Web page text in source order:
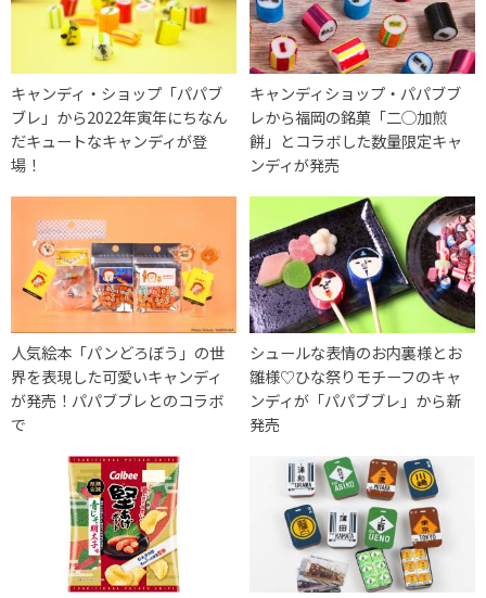
キャンディ・ショップ「パパブ
ブレ」から2022年寅年にちなん
だキュートなキャンディが登
場！
キャンディショップ・パパブブ
レから福岡の銘菓「二◯加煎
餅」とコラボした数量限定キャ
ンディが発売
人気絵本「パンどろぼう」の世
界を表現した可愛いキャンディ
が発売！パパブブレとのコラボ
で
シュールな表情のお内裏様とお
雛様♡ひな祭りモチーフのキャ
ンディが「パパブブレ」から新
発売